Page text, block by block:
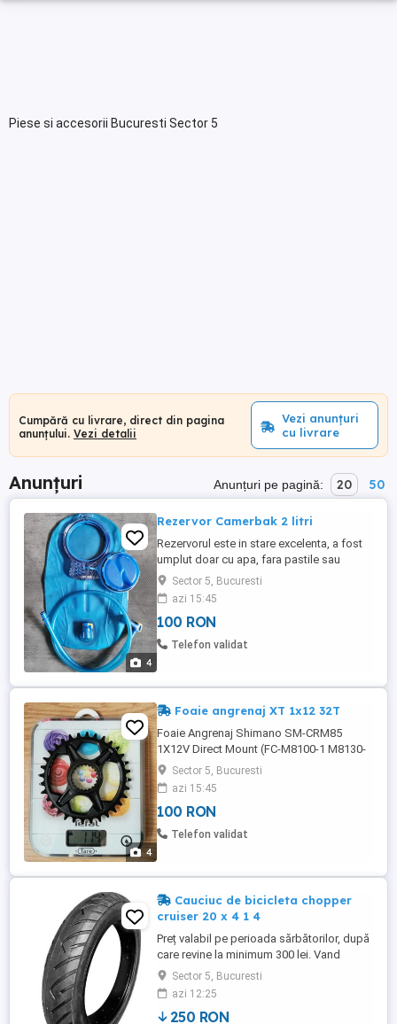
Piese si accesorii Bucuresti Sector 5
Cumpără cu livrare, direct din pagina
anunțului. Vezi detalii
Vezi anunțuri
cu livrare
Anunțuri Anunțuri pe pagină: 20 50
4
Rezervor Camerbak 2 litri
Rezervorul este in stare excelenta, a fost
umplut doar cu apa, fara pastile sau
prafuri. Conducta are la capat o valva
pentru inchiderea fluxului de lichid. Gura
larga de alimentare. Trimit si in tara contra
cost transport.
Sector 5, Bucuresti
azi 15:45
100 RON
Telefon validat
4
Foaie angrenaj XT 1x12 32T
Foaie Angrenaj Shimano SM-CRM85
1X12V Direct Mount (FC-M8100-1 M8130-
1) 32T Caracteristici: Profil nou al dintilor
ce inglobeaza tehnologia Dynamic Chain
Engagement+ Prindere Direct Mount
Specific transmisiilor 1x Grup XT M8100
Greutate: 114g (32T) Compatibil cu lantul:
Sector 5, Bucuresti
azi 15:45
100 RON
Telefon validat
Cauciuc de bicicleta chopper
cruiser 20 x 4 1 4
Preț valabil pe perioada sărbătorilor, după
care revine la minimum 300 lei. Vand
anvelopa de bicicleta 20 x 4 1 4. La cerere
pot aduce si alte dimensiuni 20 x 4 1 4; 24
x 3; 26 x 2.125; 26 x 3 etc. noi. Livrez in
toata tara.
Sector 5, Bucuresti
azi 12:25
250 RON